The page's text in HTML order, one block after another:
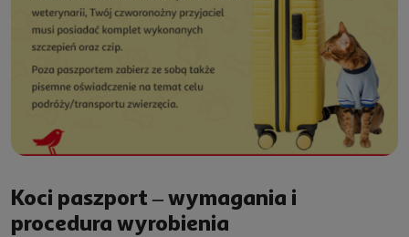
Koci paszport – wymagania i
procedura wyrobienia